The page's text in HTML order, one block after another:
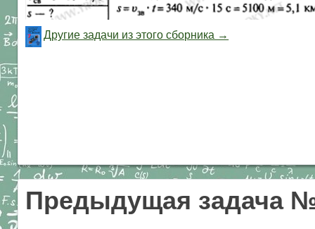
Другие задачи из этого сборника →
Предыдущая задача